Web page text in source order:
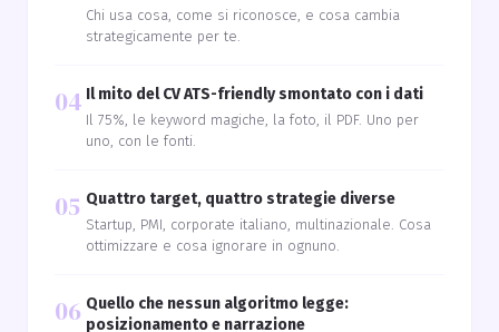
Chi usa cosa, come si riconosce, e cosa cambia
strategicamente per te.
04 Il mito del CV ATS-friendly smontato con i dati
Il 75%, le keyword magiche, la foto, il PDF. Uno per
uno, con le fonti.
05 Quattro target, quattro strategie diverse
Startup, PMI, corporate italiano, multinazionale. Cosa
ottimizzare e cosa ignorare in ognuno.
06 Quello che nessun algoritmo legge:
posizionamento e narrazione